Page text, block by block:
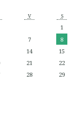
V S
1
7
8
14
15
21
22
28
29